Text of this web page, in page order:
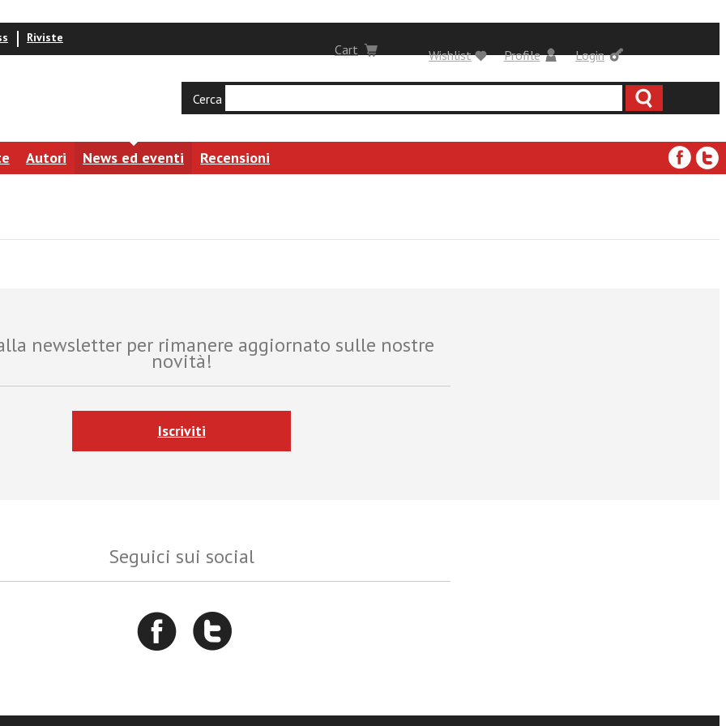
Riviste
Login
Cart Profile
Wishlist
Cerca
Autori News ed eventi Recensioni
newsletter per rimanere aggiornato sulle nostre
novità!
Iscriviti
Seguici sui social